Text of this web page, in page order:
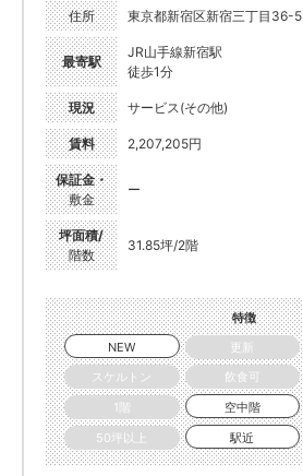
住所 東京都新宿区新宿三丁目36-5
最寄駅
JR山手線新宿駅
徒歩1分
現況 サービス(その他)
賃料 2,207,205円
保証金・
敷金
ー
坪面積/
階数
31.85坪/2階
特徴
NEW
更新
スケルトン
飲食可
1階
空中階
50坪以上
駅近